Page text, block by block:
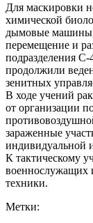
Для маскировки
химической
дымовые машины,
перемещение и
подразделения
продолжили
зенитных
В ходе учений
от организации
зараженные
индивидуальной
К тактическому
военнослужащих
техники.
Метки: